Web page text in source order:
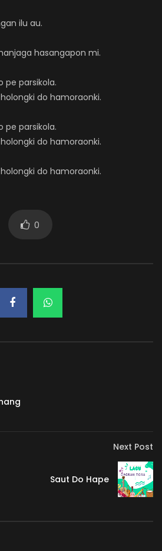
ilu au.
hasangapon mi.
pe parsikola.
do hamoraonki.
pe parsikola.
do hamoraonki.
do hamoraonki.
0
Next Post
Saut Do Hape